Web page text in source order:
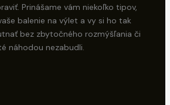
Prinášame vám niekoľko tipov,
balenie na výlet a vy si ho tak
bez zbytočného rozmýšľania či
náhodou nezabudli.